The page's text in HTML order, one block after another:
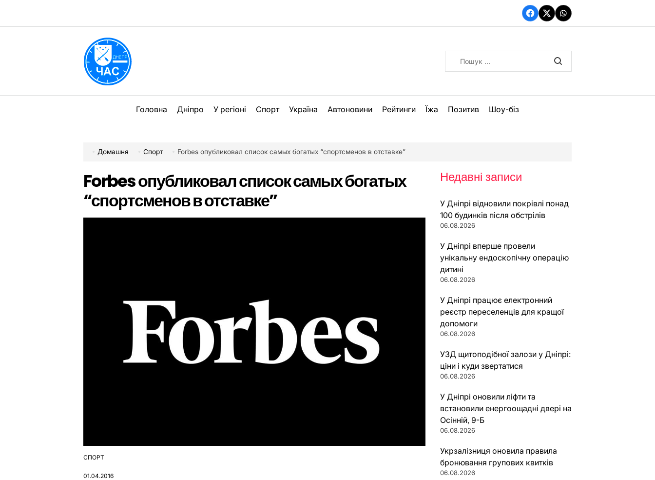
вмісту
Facebook
TwitterWhatsApp
Головна Дніпро У регіоні Спорт Україна Автоновини Рейтинги Їжа Позитив Шоу-біз
Домашня Спорт Forbes опубликовал список самых богатых “спортсменов в отставке”
Forbes опубликовал список самых богатых
“спортсменов в отставке”
ОПУБЛІКУВАТИ
СПОРТ
01.04.2016
Недавні записи
У Дніпрі відновили покрівлі понад
100 будинків після обстрілів
06.08.2026
У Дніпрі вперше провели
унікальну ендоскопічну операцію
дитині
06.08.2026
У Дніпрі працює електронний
реєстр переселенців для кращої
допомоги
06.08.2026
УЗД щитоподібної залози у Дніпрі:
ціни і куди звертатися
06.08.2026
У Дніпрі оновили ліфти та
встановили енергоощадні двері на
Осінній, 9-Б
06.08.2026
Укрзалізниця оновила правила
бронювання групових квитків
06.08.2026